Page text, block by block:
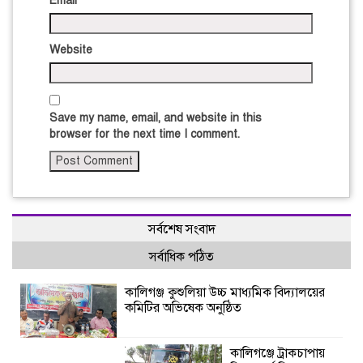
Website
Save my name, email, and website in this
browser for the next time I comment.
সর্বশেষ সংবাদ
সর্বাধিক পঠিত
কালিগঞ্জ কুশুলিয়া উচ্চ মাধ্যমিক বিদ্যালয়ের
কমিটির অভিষেক অনুষ্ঠিত
কালিগঞ্জে ট্রাকচাপায়